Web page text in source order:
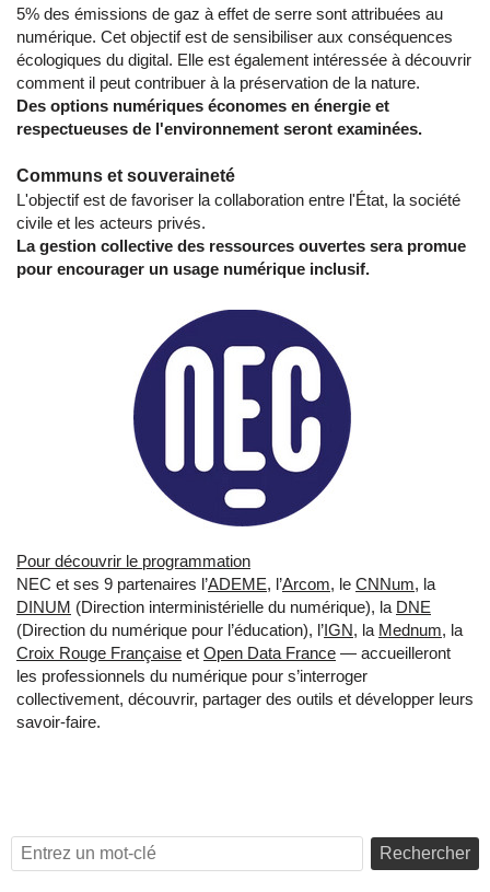
5% des émissions de gaz à effet de serre sont attribuées au
numérique. Cet objectif est de sensibiliser aux conséquences
écologiques du digital. Elle est également intéressée à découvrir
comment il peut contribuer à la préservation de la nature.
Des options numériques économes en énergie et
respectueuses de l'environnement seront examinées.
Communs et souveraineté
L'objectif est de favoriser la collaboration entre l'État, la société
civile et les acteurs privés.
La gestion collective des ressources ouvertes sera promue
pour encourager un usage numérique inclusif.
Pour découvrir le programmation
NEC et ses 9 partenaires l’ADEME, l’Arcom, le CNNum, la
DINUM (Direction interministérielle du numérique), la DNE
(Direction du numérique pour l’éducation), l’IGN, la Mednum, la
Croix Rouge Française et Open Data France — accueilleront
les professionnels du numérique pour s’interroger
collectivement, découvrir, partager des outils et développer leurs
savoir-faire.
Rechercher